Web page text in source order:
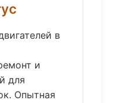
в
и
для
Опытная